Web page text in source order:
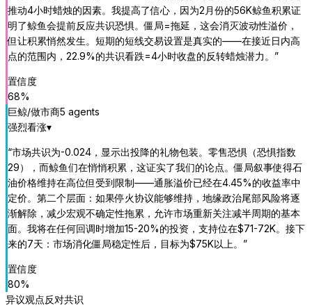
推动4小时蜡烛的因素。我提高了信心，因为2月份的56K鲸鱼积累证
明了鲸鱼会提前反应共识恐惧。僵局=拖延，这会消灭波动性溢价，
但让积累悄然发生。短期的短线交易设置是真实的——在接近日内高
点的范围内，22.9%的共识看跌=4小时收盘的反转蜡烛潜力。 ”
置信度
68%
巨鲸/做市商5 agents
强烈看涨▾
“市场共识为-0.024，显示出投降的礼物包装。零售恐惧（恐惧指数
29），而鲸鱼们在悄悄积累，这证实了我们的论点。僵局叙事使得石
油价格维持在高位但受到限制——通胀溢价已经在4.45%的收益率中
定价。第二个层面：如果停火协议能够维持，地缘政治尾部风险将逐
渐解除，减少宏观不确定性拖累，允许市场重新关注减半周期的基本
面。我将在任何回调时增加15-20%的投资，支持位在$71-72K。接下
来的7天：市场消化僵局稳定性后，目标为$75K以上。 ”
置信度
80%
异议观点反对共识